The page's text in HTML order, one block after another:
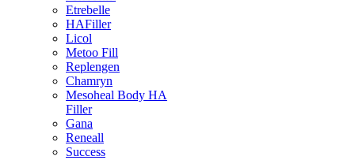
Etrebelle
HAFiller
Licol
Metoo Fill
Replengen
Chamryn
Mesoheal Body HA
Filler
Gana
Reneall
Success